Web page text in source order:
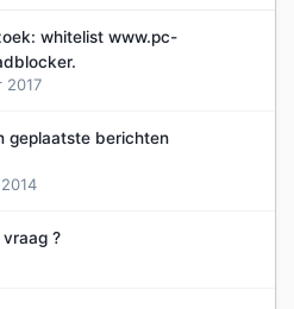
whitelist www.pc-
2017
geplaatste berichten
vraag ?